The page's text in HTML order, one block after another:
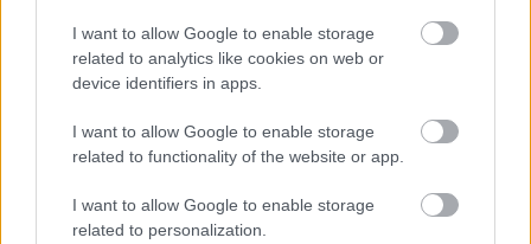
I want to allow Google to enable storage
related to analytics like cookies on web or
device identifiers in apps.
I want to allow Google to enable storage
related to functionality of the website or app.
I want to allow Google to enable storage
related to personalization.
ΤΟ ΦΙΔΙ
Βαθμολογήθηκε με0από 5
Υλικά: – Περιγραφή: Όλοι μπαίνουν σε σειρές κατά Ενωμοτίες. Το